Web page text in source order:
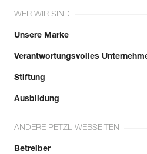
WER WIR SIND
Unsere Marke
Verantwortungsvolles
Stiftung
Ausbildung
ANDERE PETZL WEBSEITEN
Betreiber